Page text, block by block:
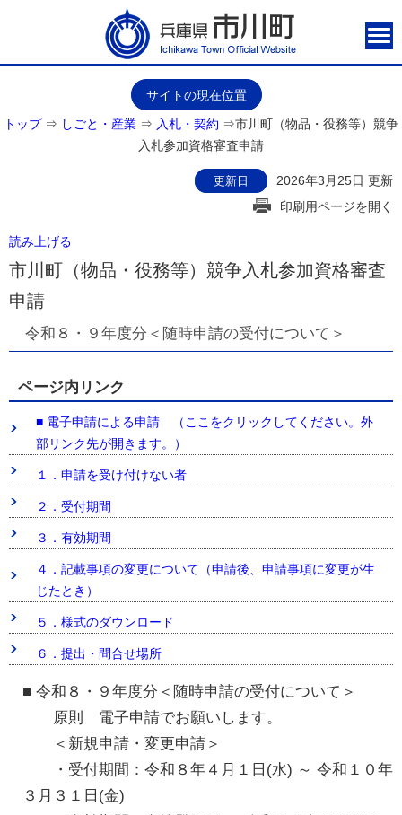
サイトの現在位置
トップ⇒ しごと・産業 ⇒ 入札・契約 ⇒市川町（物品・役務等）競争
入札参加資格審査申請
更新日
2026年3月25日 更新
印刷用ページを開く
読み上げる
市川町（物品・役務等）競争入札参加資格審査
申請
令和８・９年度分＜随時申請の受付について＞
ページ内リンク
■ 電子申請による申請 （ここをクリックしてください。外
部リンク先が開きます。）
１．申請を受け付けない者
２．受付期間
３．有効期間
４．記載事項の変更について（申請後、申請事項に変更が生
じたとき）
５．様式のダウンロード
６．提出・問合せ場所
■ 令和８・９年度分＜随時申請の受付について＞
原則 電子申請でお願いします。
＜新規申請・変更申請＞
・受付期間：令和８年４月１日(水) ～ 令和１０年
３月３１日(金)